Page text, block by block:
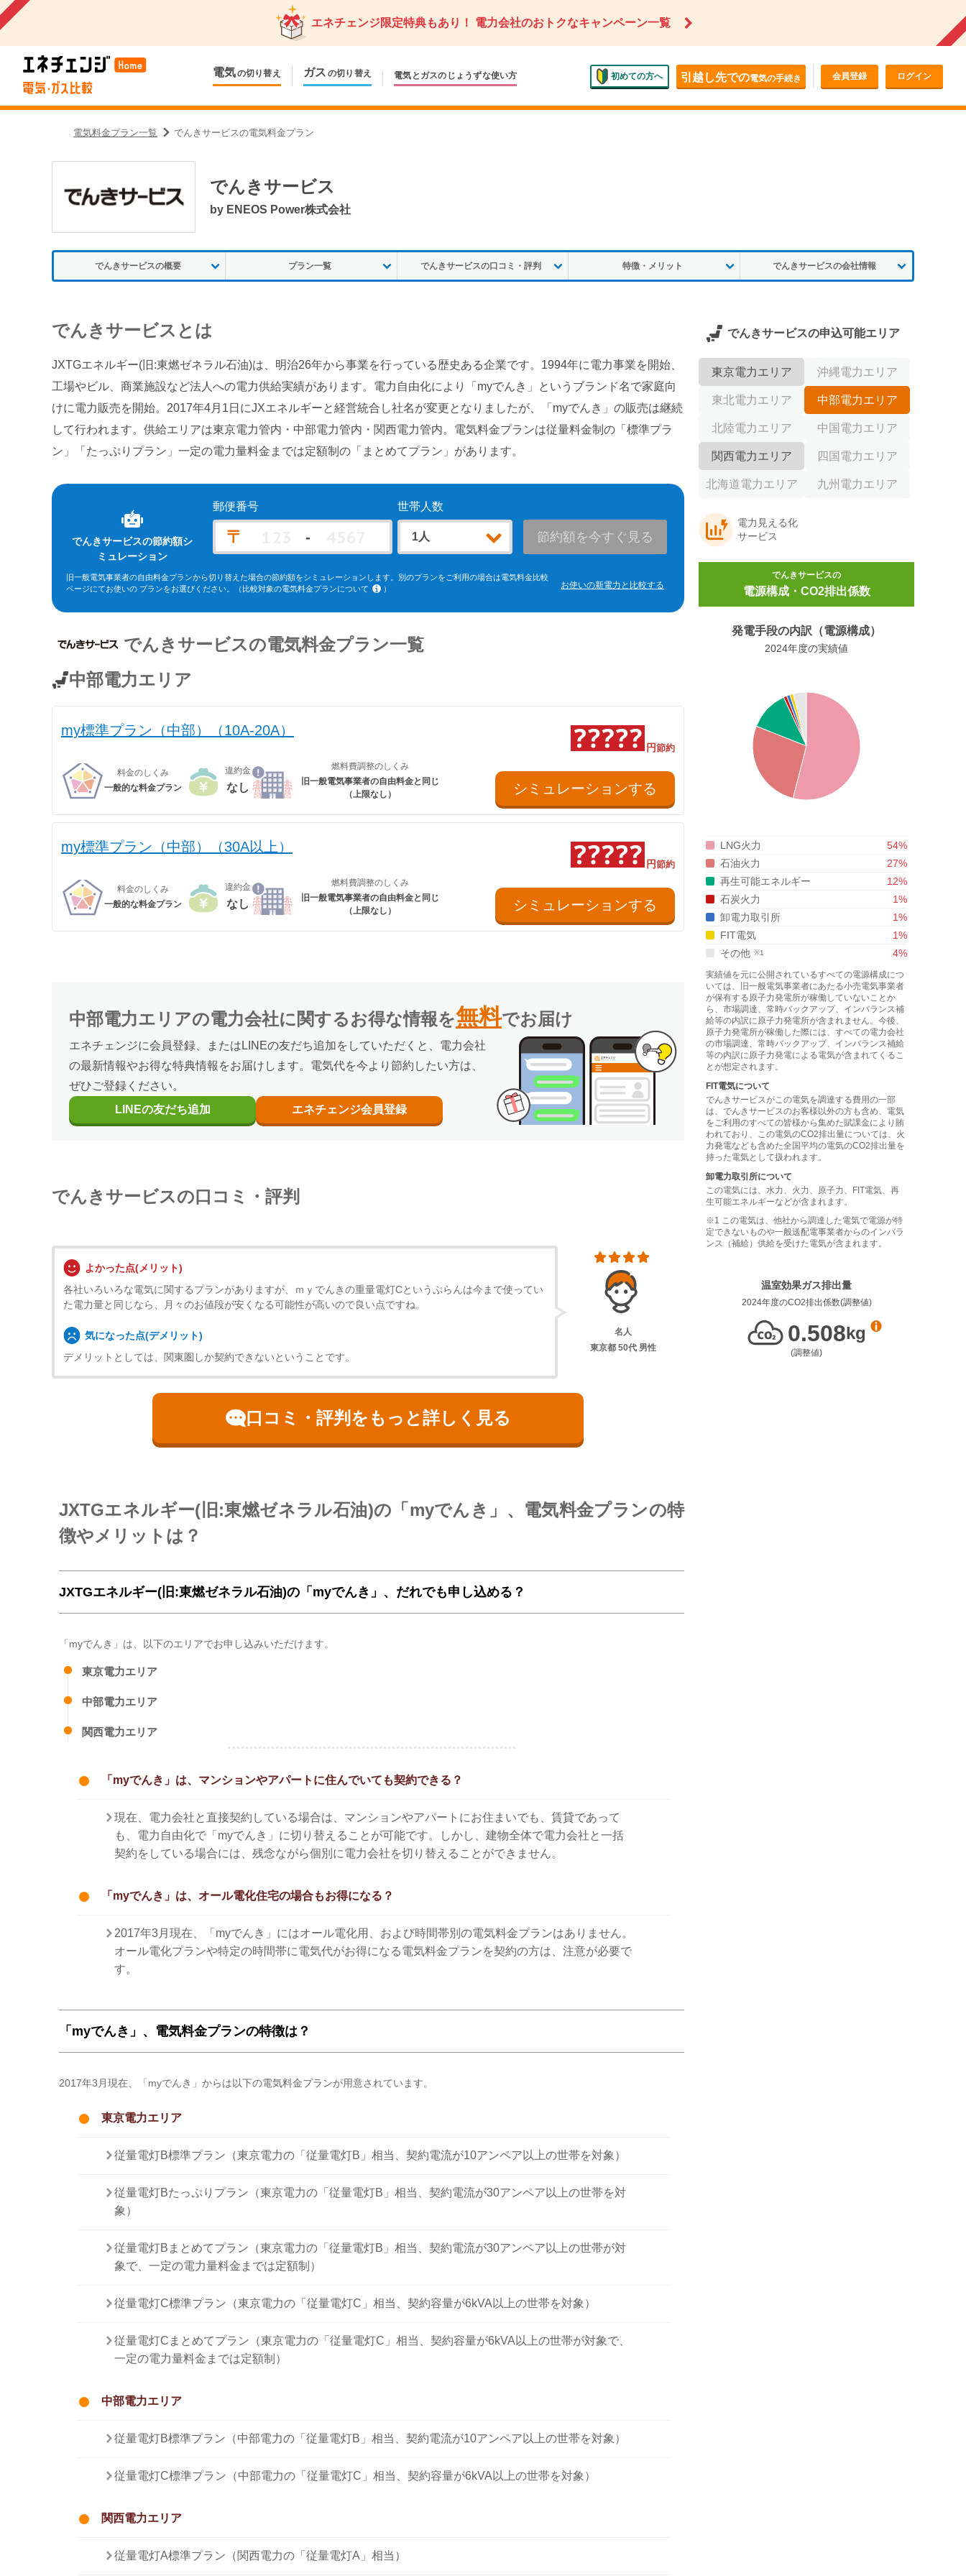
エネチェンジ限定特典もあり！ 電力会社のおトクなキャンペーン一覧
電気の切り替え ガス の切り替え 電気とガスの じょうずな使い方 初めての方へ 引越し先での電気の手続き 会員登録 ログイン
電気料金プラン一覧 でんきサービスの電気料金プラン
でんきサービス
by ENEOS Power株式会社
でんきサービスの概要 プラン一覧 でんきサービスの口コミ・評判 特徴・メリット でんきサービスの会社情報
でんきサービス とは
JXTGエネルギー(旧:東燃ゼネラル石油)は、明治26年から事業を行っている歴史ある企業です。1994年に電力事業を開始、
工場やビル、商業施設など法人への電力供給実績があります。電力自由化により「myでんき」というブランド名で家庭向
けに電力販売を開始。2017年4月1日にJXエネルギーと経営統合し社名が変更となりましたが、「myでんき」の販売は継続
して行われます。供給エリアは東京電力管内・中部電力管内・関西電力管内。電気料金プランは従量料金制の「標準プラ
ン」「たっぷりプラン」一定の電力量料金までは定額制の「まとめてプラン」があります。
でんきサービスの節約額シ
ミュレーション
郵便番号
〒 -
世帯人数
節約額を今すぐ見る
旧一般電気事業者の自由料金プランから切り替えた場合の節約額をシミュレーションします。別のプランをご利用の場合は電気料金比較
ページにてお使いの プランをお選びください。
（比較対象の電気料金プランについて
）
ーバリュー」(kVA契約)、東京電力エリア「スタンダードS」「スタンダードL」(kVA契約)、中部電力エリア「おとくプラン」、北陸電力
ラン スマートコース」「〔ビジネス〕スマートＢコース」(kVA契約)、四国電力エリア「おトクeプラン」「ビジネススタンダードプラ
ン」(kVA契約)、九州電力エリア「スマートファミリープラン」「スマートビジネスプラン」(kVA契約)、沖縄電力エリア「グッドバリュ
※関西電力エリアの「なっトクでんき」「なっトクでんきBiz」ではガス料金は考慮していません。
お使いの新電力と比較する
でんきサービスの電気料金プラン一覧
中部電力エリア
my標準プラン（中部）（10A-20A）
円節約
料金のしくみ
一般的な料金プラン
違約金
なし
燃料費調整のしくみ
旧一般電気事業者の自由料金と同じ
（上限なし）
シミュレーションする
my標準プラン（中部）（30A以上）
円節約
料金のしくみ
一般的な料金プラン
違約金
なし
燃料費調整のしくみ
旧一般電気事業者の自由料金と同じ
（上限なし）
シミュレーションする
中部電力エリアの電力会社に関するお得な情報を無料でお届け
エネチェンジに会員登録、またはLINEの友だち追加をしていただくと、電力会社
の最新情報やお得な特典情報をお届けします。電気代を今より節約したい方は、
ぜひご登録ください。
LINEの友だち追加 エネチェンジ会員登録
でんきサービスの口コミ・評判
名人
東京都 50代 男性
よかった点(メリット)
各社いろいろな電気に関するプランがありますが、ｍｙでんきの重量電灯Cというぷらんは今まで使ってい
た電力量と同じなら、月々のお値段が安くなる可能性が高いので良い点ですね。
気になった点(デメリット)
デメリットとしては、関東圏しか契約できないということです。
口コミ・評判をもっと詳しく見る
でんきサービスの申込可能エリア
東京電力エリア 沖縄電力エリア
東北電力エリア 中部電力エリア
北陸電力エリア 中国電力エリア
関西電力エリア 四国電力エリア
北海道電力エリア 九州電力エリア
電力見える化
サービス
でんきサービスの
電源構成・CO2排出係数
発電手段の内訳（電源構成）
2024年度の実績値
LNG火力 54%
石油火力
27%
再生可能エネルギー
12%
石炭火力
1%
卸電力取引所
1%
FIT電気
1%
その他
4%
実績値を元に公開されているすべての電源構成につ
いては、旧一般電気事業者にあたる小売電気事業者
が保有する原子力発電所が稼働していないことか
ら、市場調達、常時バックアップ、インバランス補
給等の内訳に原子力発電所が含まれません。今後、
原子力発電所が稼働した際には、すべての電力会社
の市場調達、常時バックアップ、インバランス補給
等の内訳に原子力発電による電気が含まれてくるこ
とが想定されます。
FIT電気について
でんきサービスがこの電気を調達する費用の一部
は、 でんきサービスのお客様以外の方も含め、電気
をご利用のすべての皆様から集めた賦課金により賄
われており、この電気のCO2排出量については、火
力発電なども含めた全国平均の電気のCO2排出量を
持った電気として扱われます。
卸電力取引所について
この電気には、水力、火力、原子力、FIT電気、再
生可能エネルギーなどが含まれます。
この電気は、他社から調達した電気で電源が特
定できないものや一般送配電事業者からのインバラ
ンス（補給）供給を受けた電気が含まれます。
温室効果ガス排出量
2024年度のCO2排出係数(調整値)
0.508kg
(調整値)
JXTGエネルギー(旧:東燃ゼネラル石油)の「myでんき」、電気料金プランの特
徴やメリットは？
JXTGエネルギー(旧:東燃ゼネラル石油)の「myでんき」、だれでも申し込める？
「myでんき」は、以下のエリアでお申し込みいただけます。
東京電力エリア
中部電力エリア
関西電力エリア
「myでんき」は、マンションやアパートに住んでいても契約できる？
現在、電力会社と直接契約している場合は、マンションやアパートにお住まいでも、賃貸であって
も、電力自由化で「myでんき」に切り替えることが可能です。しかし、建物全体で電力会社と一括
契約をしている場合には、残念ながら個別に電力会社を切り替えることができません。
「myでんき」は、オール電化住宅の場合もお得になる？
2017年3月現在、「myでんき」にはオール電化用、および時間帯別の電気料金プランはありません。
オール電化プランや特定の時間帯に電気代がお得になる電気料金プランを契約の方は、注意が必要で
す。
「myでんき」、電気料金プランの特徴は？
2017年3月現在、「myでんき」からは以下の電気料金プランが用意されています。
東京電力エリア
従量電灯B標準プラン（東京電力の「従量電灯B」相当、契約電流が10アンペア以上の世帯を対象）
従量電灯Bたっぷりプラン（東京電力の「従量電灯B」相当、契約電流が30アンペア以上の世帯を対
象）
従量電灯Bまとめてプラン（東京電力の「従量電灯B」相当、契約電流が30アンペア以上の世帯が対
象で、一定の電力量料金までは定額制）
従量電灯C標準プラン（東京電力の「従量電灯C」相当、契約容量が6kVA以上の世帯を対象）
従量電灯Cまとめてプラン（東京電力の「従量電灯C」相当、契約容量が6kVA以上の世帯が対象で、
一定の電力量料金までは定額制）
中部電力エリア
従量電灯B標準プラン（中部電力の「従量電灯B」相当、契約電流が10アンペア以上の世帯を対象）
従量電灯C標準プラン（中部電力の「従量電灯C」相当、契約容量が6kVA以上の世帯を対象）
関西電力エリア
従量電灯A標準プラン（関西電力の「従量電灯A」相当）